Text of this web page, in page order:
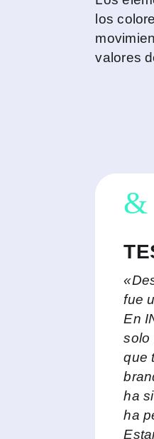
los
valores
&
fue
En
solo
que
ha
ha